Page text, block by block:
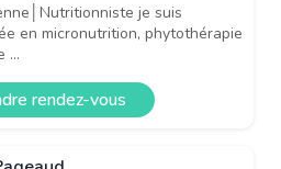
je suis
en micronutrition, phytothérapie
...
rendez-vous